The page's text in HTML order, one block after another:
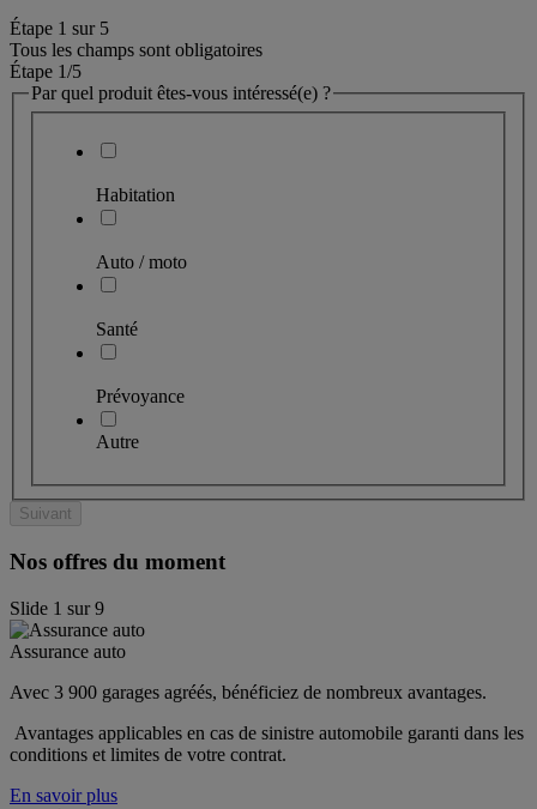
Étape 1 sur 5
Tous les champs sont obligatoires
Étape 1/5
Par quel produit êtes-vous intéressé(e) ?
Habitation
Auto / moto
Santé
Prévoyance
Autre
Suivant
Nos offres du moment
Slide 1 sur9
Assurance auto
Avec 3 900 garages agréés, bénéficiez de nombreux avantages.
Avantages applicables en cas de sinistre automobile garanti dans les
conditions et limites de votre contrat.
En savoir plus